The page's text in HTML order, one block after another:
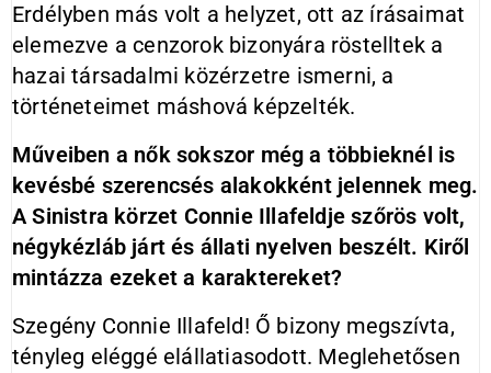
Erdélyben más volt a helyzet, ott az írásaimat
elemezve a cenzorok bizonyára röstelltek a
hazai társadalmi közérzetre ismerni, a
történeteimet máshová képzelték.
Műveiben a nők sokszor még a többieknél is
kevésbé szerencsés alakokként jelennek meg.
A Sinistra körzet Connie Illafeldje szőrös volt,
négykézláb járt és állati nyelven beszélt. Kiről
mintázza ezeket a karaktereket?
Szegény Connie Illafeld! Ő bizony megszívta,
tényleg eléggé elállatiasodott. Meglehetősen